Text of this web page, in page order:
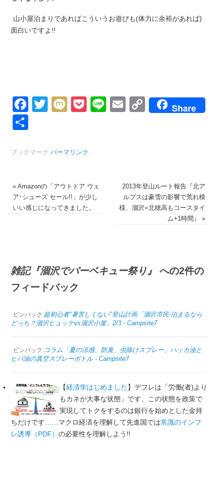
山小屋泊まりであればこういうお遊びも(体力に余裕があれば)
面白いですよ!!
Facebook
Twitter
MixiPocket
LineEmail
CopyShare
共
ブックマーク パーマリンク
«Amazonの「アウトドア ウェ
ア･シューズ セール!!」が少し
いい感じになってきました。
2013年登山ルート報告『北ア
ルプスは豪雪の影響で荒れ模
様、涸沢=北穂高もコースタイ
ム+1時間』»
雑記『涸沢でバーベキュー祭り』
への2件の
フィードバック
ピンバック:超初心者"暑苦しくない"登山計画「涸沢市民-泊まるなら
どっち？涸沢ヒュッテvs涸沢小屋」2/3 - Campsite7
ピンバック:コラム「夏の涼感、防臭、虫除けスプレー」ハッカ油と
ヒバ油の真空スプレーボトル - Campsite7
【経済学はじめました】デフレは「労働(者)より
もカネが大事な状態」です、この状態を政策で
実現してトクをするのは銀行を始めとした金持
ちだけです……マクロ経済を理解して先進国では常識のインフ
レ誘導（PDF） の必要性を理解しよう!!